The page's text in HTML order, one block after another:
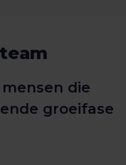
die
groeifase